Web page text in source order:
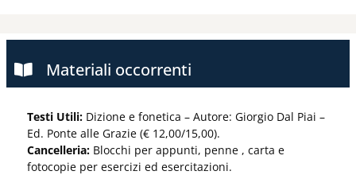
Materiali occorrenti
Testi Utili: Dizione e fonetica – Autore: Giorgio Dal Piai –
Ed. Ponte alle Grazie (€ 12,00/15,00).
Cancelleria: Blocchi per appunti, penne , carta e
fotocopie per esercizi ed esercitazioni.